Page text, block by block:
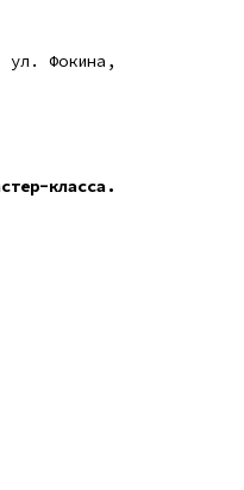
ул. Фокина,
класса.